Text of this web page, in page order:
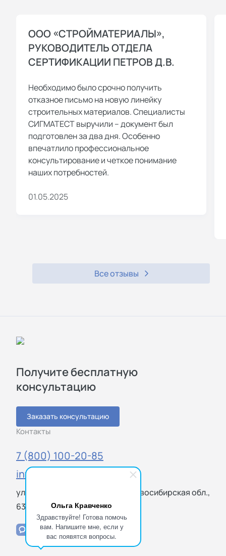
Ольга Кравченко
Здравствуйте! Готова помочь
вам. Напишите мне, если у
вас появятся вопросы.
ООО «СТРОЙМАТЕРИАЛЫ»,
РУКОВОДИТЕЛЬ ОТДЕЛА
СЕРТИФИКАЦИИ ПЕТРОВ Д.В.
Необходимо было срочно получить
отказное письмо на новую линейку
строительных материалов. Специалисты
СИГМАТЕСТ выручили – документ был
подготовлен за два дня. Особенно
впечатлило профессиональное
консультирование и четкое понимание
наших потребностей.
01.05.2025
Все отзывы
Получите бесплатную
консультацию
Заказать консультацию
Контакты
7 (800) 100-20-85
info@sigmatest.ru
ул. Кирова, 25, Новосибирск, Новосибирская обл.,
630008